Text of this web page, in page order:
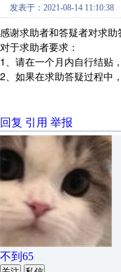
发表于：2021-08-14 11:10:38
感谢求助者和答疑者对求助
对于求助者要求：
1、请在一个月内自行结贴
2、如果在求助答疑过程中
回复 引用 举报
不到65